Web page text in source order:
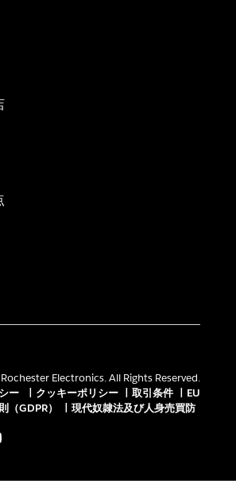
Electronics. All Rights Reserved.
ー
クッキーポリシー 取引条件
EU
（GDPR）
現代奴隷法及び人身売買防